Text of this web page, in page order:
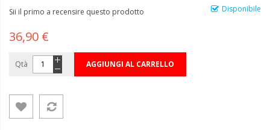
Disponibile
Sii il primo a recensire questo prodotto
36,90 €
Qtà AGGIUNGI AL CARRELLO